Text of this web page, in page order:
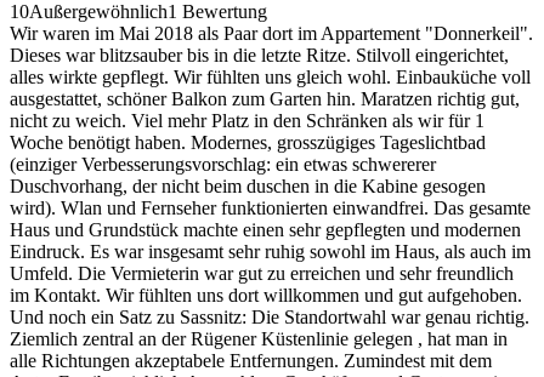
10Außergewöhnlich1 Bewertung
Wir waren im Mai 2018 als Paar dort im Appartement "Donnerkeil".
Dieses war blitzsauber bis in die letzte Ritze. Stilvoll eingerichtet,
alles wirkte gepflegt. Wir fühlten uns gleich wohl. Einbauküche voll
ausgestattet, schöner Balkon zum Garten hin. Maratzen richtig gut,
nicht zu weich. Viel mehr Platz in den Schränken als wir für 1
Woche benötigt haben. Modernes, grosszügiges Tageslichtbad
(einziger Verbesserungsvorschlag: ein etwas schwererer
Duschvorhang, der nicht beim duschen in die Kabine gesogen
wird). Wlan und Fernseher funktionierten einwandfrei. Das gesamte
Haus und Grundstück machte einen sehr gepflegten und modernen
Eindruck. Es war insgesamt sehr ruhig sowohl im Haus, als auch im
Umfeld. Die Vermieterin war gut zu erreichen und sehr freundlich
im Kontakt. Wir fühlten uns dort willkommen und gut aufgehoben.
Und noch ein Satz zu Sassnitz: Die Standortwahl war genau richtig.
Ziemlich zentral an der Rügener Küstenlinie gelegen , hat man in
alle Richtungen akzeptabele Entfernungen. Zumindest mit dem